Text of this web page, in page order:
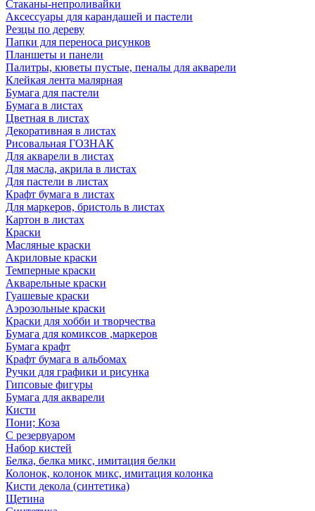
Стаканы-непроливайки
Аксессуары для карандашей и пастели
Резцы по дереву
Папки для переноса рисунков
Планшеты и панели
Палитры, кюветы пустые, пеналы для акварели
Клейкая лента малярная
Бумага для пастели
Бумага в листах
Цветная в листах
Декоративная в листах
Рисовальная ГОЗНАК
Для акварели в листах
Для масла, акрила в листах
Для пастели в листах
Крафт бумага в листах
Для маркеров, бристоль в листах
Картон в листах
Краски
Масляные краски
Акриловые краски
Темперные краски
Акварельные краски
Гуашевые краски
Аэрозольные краски
Краски для хобби и творчества
Бумага для комиксов ,маркеров
Бумага крафт
Крафт бумага в альбомах
Ручки для графики и рисунка
Гипсовые фигуры
Бумага для акварели
Кисти
Пони; Коза
С резервуаром
Набор кистей
Белка, белка микс, имитация белки
Колонок, колонок микс, имитация колонка
Кисти декола (синтетика)
Щетина